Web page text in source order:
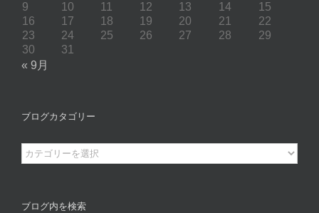
9
10 11 12 13 14
15
16
17 18 19 20 21
22
23
24 25 26 27 28
29
30
31
« 9月
ブログカタゴリー
ブ
ロ
カ
ブログ内を検索